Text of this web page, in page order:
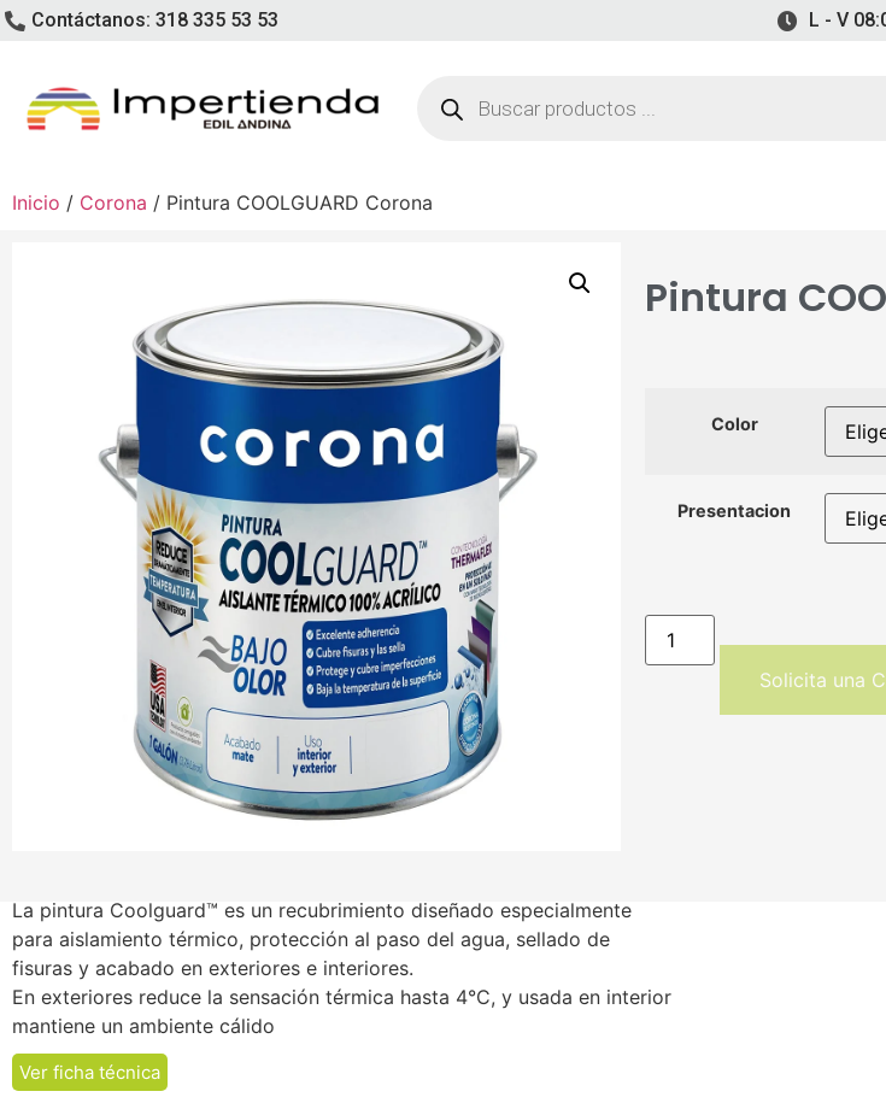
Contáctanos: 318 335 53 53 L - V
Inicio / Corona / Pintura COOLGUARD Corona
Pintura
Color
Presentacion
Solicita una
La pintura Coolguard™ es un recubrimiento diseñado especialmente
para aislamiento térmico, protección al paso del agua, sellado de
fisuras y acabado en exteriores e interiores.
En exteriores reduce la sensación térmica hasta 4°C, y usada en interior
mantiene un ambiente cálido
Ver ficha técnica